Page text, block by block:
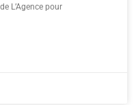
L’Agence pour